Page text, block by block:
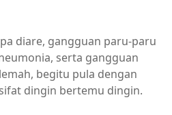
diare, gangguan paru-paru
serta gangguan
begitu pula dengan
dingin bertemu dingin.